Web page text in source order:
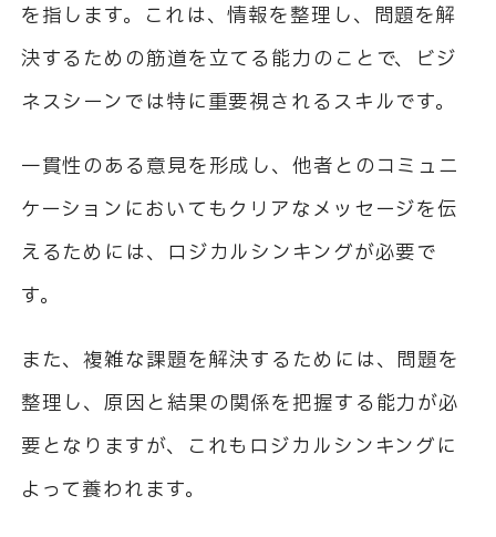
を指します。これは、情報を整理し、問題を解
決するための筋道を立てる能力のことで、ビジ
ネスシーンでは特に重要視されるスキルです。
一貫性のある意見を形成し、他者とのコミュニ
ケーションにおいてもクリアなメッセージを伝
えるためには、ロジカルシンキングが必要で
す。
また、複雑な課題を解決するためには、問題を
整理し、原因と結果の関係を把握する能力が必
要となりますが、これもロジカルシンキングに
よって養われます。